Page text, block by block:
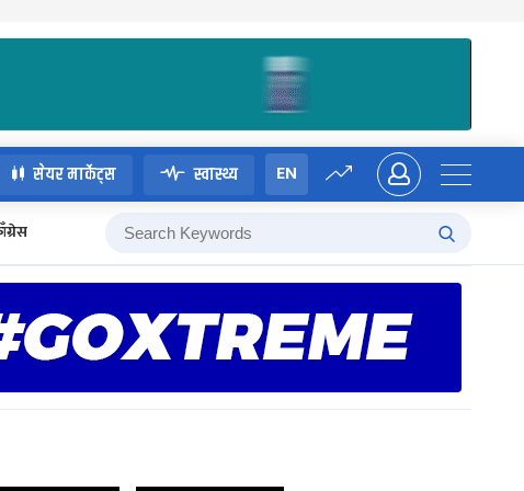
सेयर मार्केट्स स्वास्थ्य EN